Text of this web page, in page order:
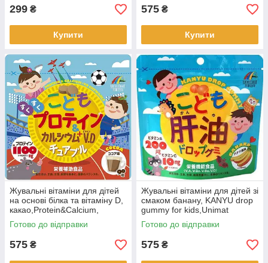
299 ₴
Купити
575 ₴
Купити
Жувальні вітаміни для дітей
на основі білка та вітаміну D,
какао,Protein&Calcium,
Unimat Riken, 90шт (440958)
Готово до відправки
575 ₴
Жувальні вітаміни для дітей зі
смаком банану, KANYU drop
gummy for kids,Unimat
Riken,100 шт. (440767)
Готово до відправки
575 ₴